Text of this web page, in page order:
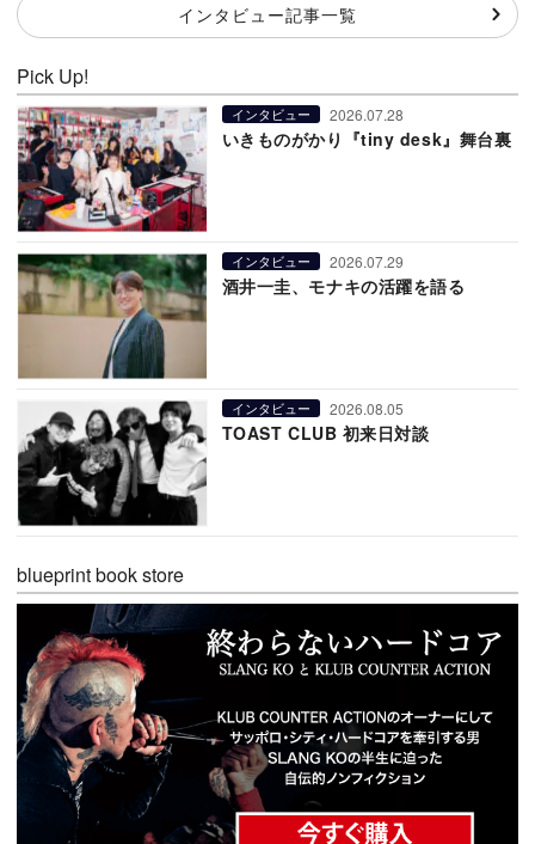
インタビュー記事一覧
Pick Up!
インタビュー 2026.07.28
いきものがかり『tiny desk』舞台裏
インタビュー 2026.07.29
酒井一圭、モナキの活躍を語る
インタビュー 2026.08.05
TOAST CLUB 初来日対談
blueprint book store